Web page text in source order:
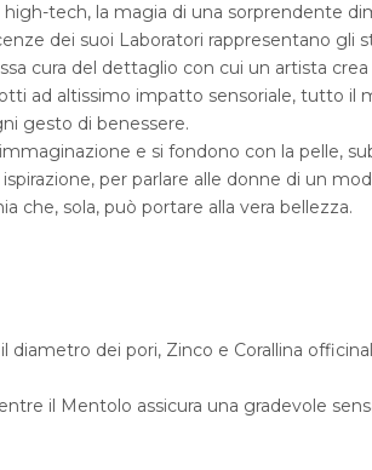
tech, la magia di una sorprendente
dei suoi Laboratori rappresentano gli
cura del dettaglio con cui un artista crea
ad altissimo impatto sensoriale, tutto il
gesto di benessere.
e si fondono con la pelle,
per parlare alle donne di un
che, sola, può portare alla vera bellezza.
diametro dei pori, Zinco e Corallina
il Mentolo assicura una gradevole